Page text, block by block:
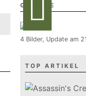
GALERIE
4 Bilder, Update am
TOP ARTIKEL